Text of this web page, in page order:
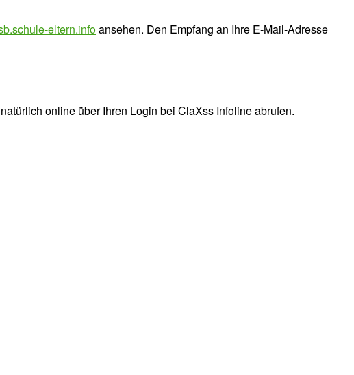
eltern.infoansehen. Den Empfang an Ihre E-Mail-Adresse
online über Ihren Login bei ClaXss Infoline abrufen.